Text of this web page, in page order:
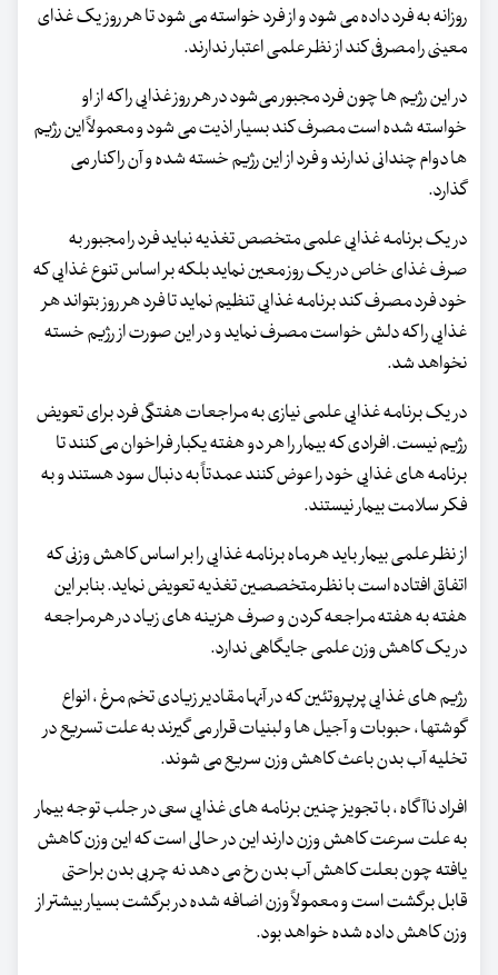
روزانه به فرد داده می شود و از فرد خواسته می شود تا هر روز یک غذای
معینی را مصرفی کند از نظر علمی اعتبار ندارند.
در این رژیم ها چون فرد مجبور می‌شود در هر روز غذایی را که از او
خواسته شده است مصرف کند بسیار اذیت می شود و معمولاً این رژیم
ها دوام چندانی ندارند و فرد از این رژیم خسته شده و آن را کنار می
گذارد.
در یک برنامه غذایی علمی متخصص تغذیه نباید فرد را مجبور به
صرف غذای خاص در یک روز معین نماید بلکه بر اساس تنوع غذایی که
خود فرد مصرف کند برنامه غذایی تنظیم نماید تا فرد هر روز بتواند هر
غذایی را که دلش خواست مصرف نماید و در این صورت از رژیم خسته
نخواهد شد.
در یک برنامه غذایی علمی نیازی به مراجعات هفتگی فرد برای تعویض
رژیم نیست. افرادی که بیمار را هر دو هفته یکبار فراخوان می کنند تا
برنامه های غذایی خود را عوض کنند عمدتاً به دنبال سود هستند و به
فکر سلامت بیمار نیستند.
از نظر علمی بیمار باید هر ماه برنامه غذایی را بر اساس کاهش وزنی که
اتفاق افتاده است با نظر متخصصین تغذیه تعویض نماید. بنابر این
هفته به هفته مراجعه کردن و صرف هزینه های زیاد در هر مراجعه
در یک کاهش وزن علمی جایگاهی ندارد.
رژیم های غذایی پرپروتئین که در آنها مقادیر زیادی تخم مرغ ، انواع
گوشتها ، حبوبات و آجیل ها و لبنیات قرار می گیرند به علت تسریع در
تخلیه آب بدن باعث کاهش وزن سریع می شوند.
افراد ناآگاه ، با تجویز چنین برنامه های غذایی سعی در جلب توجه بیمار
به علت سرعت کاهش وزن دارند این در حالی است که این وزن کاهش
یافته چون بعلت کاهش آب بدن رخ می دهد نه چربی بدن براحتی
قابل برگشت است و معمولاً وزن اضافه شده در برگشت بسیار بیشتر از
وزن کاهش داده شده خواهد بود.